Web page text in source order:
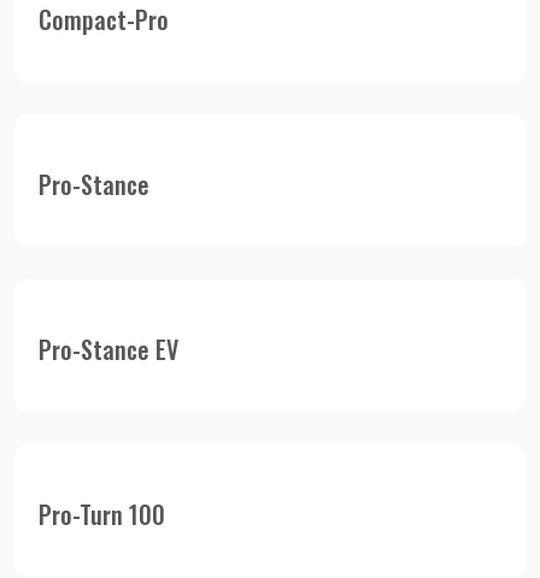
Compact-Pro
Pro-Stance
Pro-Stance EV
Pro-Turn 100